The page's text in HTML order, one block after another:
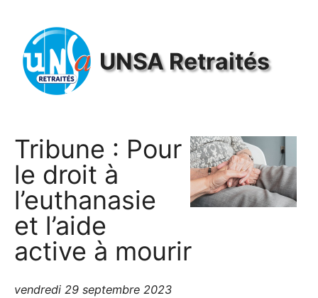
UNSARetraités
Tribune : Pour
le droit à
l’euthanasie
et l’aide
active à mourir
vendredi 29 septembre 2023